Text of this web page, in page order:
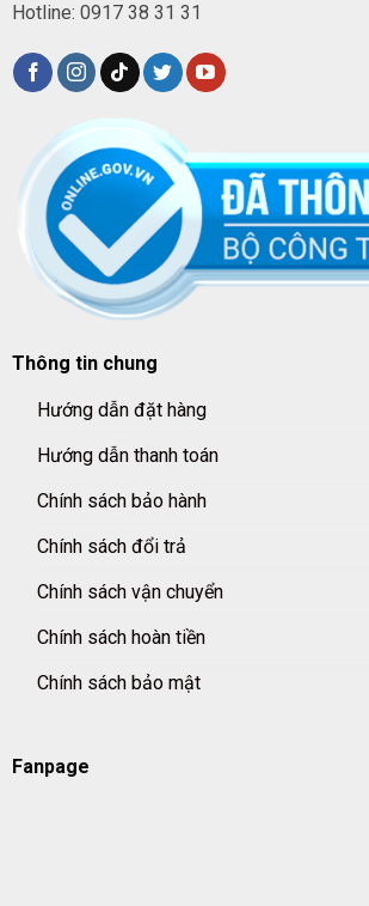
Hotline: 0917 38 31 31
Thông tin chung
Hướng dẫn đặt hàng
Hướng dẫn thanh toán
Chính sách bảo hành
Chính sách đổi trả
Chính sách vận chuyển
Chính sách hoàn tiền
Chính sách bảo mật
Fanpage